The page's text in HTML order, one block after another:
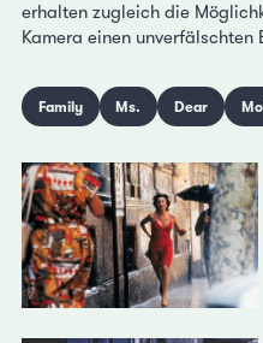
erhalten zugleich die
Kamera einen
Family Ms. Dear